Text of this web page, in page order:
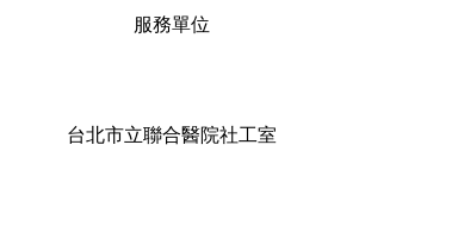
服務單位
台北市立聯合醫院社工室